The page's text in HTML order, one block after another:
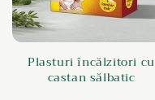
Plasturi încălzitori cu
castan sălbatic